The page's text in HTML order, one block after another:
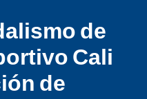
de
Cali
de